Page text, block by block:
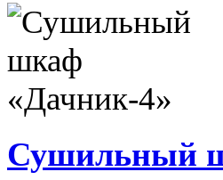
Сушильный